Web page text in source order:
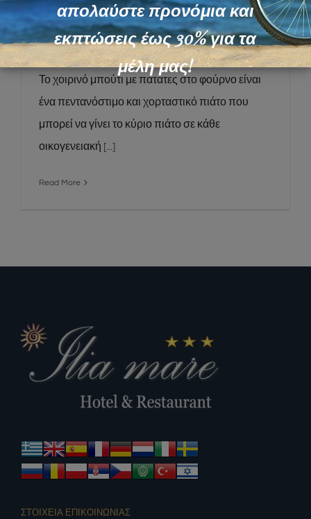
Χοιρινό μπούτι με πατάτες στο
φούρνο
Το χοιρινό μπούτι με πατάτες στο φούρνο είναι
ένα πεντανόστιμο και χορταστικό πιάτο που
μπορεί να γίνει το κύριο πιάτο σε κάθε
οικογενειακή [...]
Read More
ΣΤΟΙΧΕΙΑ ΕΠΙΚΟΙΝΩΝΙΑΣ
απολαύστε προνόμια και
εκπτώσεις έως 30% για τα
μέλη μας!